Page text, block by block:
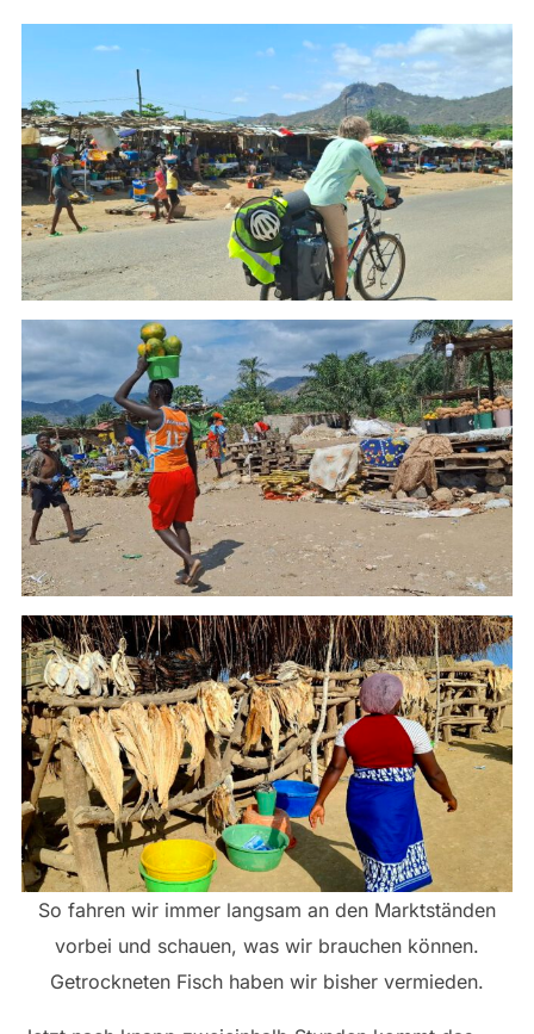
So fahren wir immer langsam an den Marktständen
vorbei und schauen, was wir brauchen können.
Getrockneten Fisch haben wir bisher vermieden.